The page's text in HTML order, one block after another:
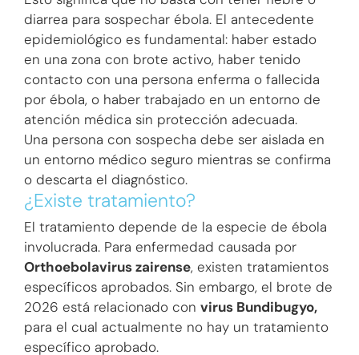
diarrea para sospechar ébola. El antecedente
epidemiológico es fundamental: haber estado
en una zona con brote activo, haber tenido
contacto con una persona enferma o fallecida
por ébola, o haber trabajado en un entorno de
atención médica sin protección adecuada.
Una persona con sospecha debe ser aislada en
un entorno médico seguro mientras se confirma
o descarta el diagnóstico.
¿Existe tratamiento?
El tratamiento depende de la especie de ébola
involucrada. Para enfermedad causada por
Orthoebolavirus zairense, existen tratamientos
específicos aprobados. Sin embargo, el brote de
2026 está relacionado con virus Bundibugyo,
para el cual actualmente no hay un tratamiento
específico aprobado.